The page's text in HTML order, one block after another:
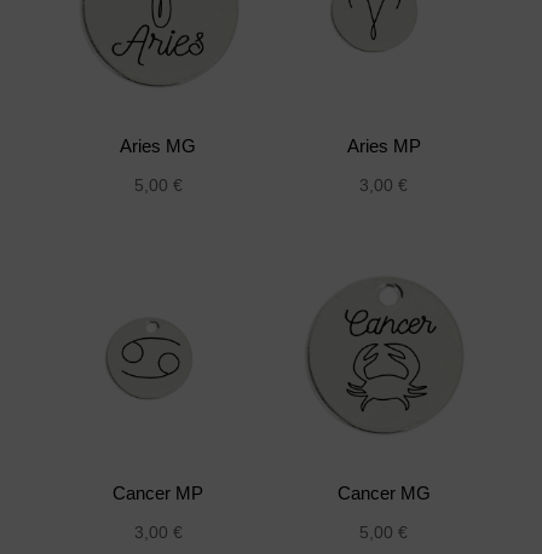
Aries MG
5,00 €
Aries MP
3,00€
Cancer MP
3,00 €
Cancer MG
5,00€